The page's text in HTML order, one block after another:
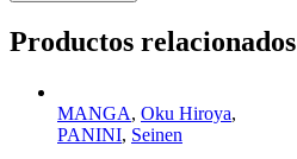
Productos relacionados
MANGA, Oku Hiroya,
PANINI, Seinen